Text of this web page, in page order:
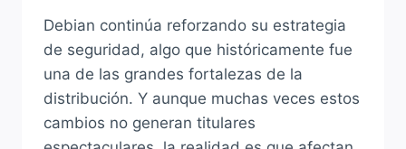
Debian continúa reforzando su estrategia
de seguridad, algo que históricamente fue
una de las grandes fortalezas de la
distribución. Y aunque muchas veces estos
cambios no generan titulares